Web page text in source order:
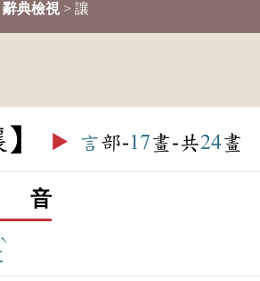
辭典檢視 > 讓
▶️ 言部-17畫-共24畫
音
ˋ